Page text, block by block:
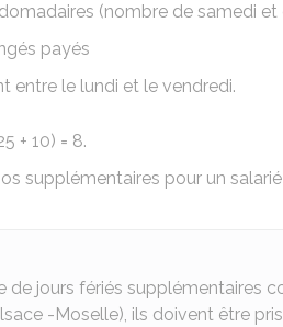
(nombre de samedi et
payés
entre le lundi et le vendredi.
+ 10) = 8.
supplémentaires pour un
de jours fériés supplémentaires
-Moselle), ils doivent être